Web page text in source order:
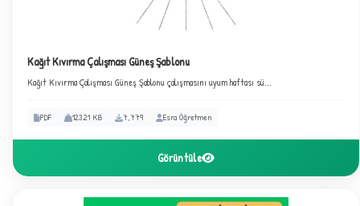
Kağıt Kıvırma Çalışması Güneş Şablonu
Kağıt Kıvırma Çalışması Güneş Şablonu çalışmasını uyum haftası sü...
PDF 123.21 KB 7,779 Esra Öğretmen
Görüntüle